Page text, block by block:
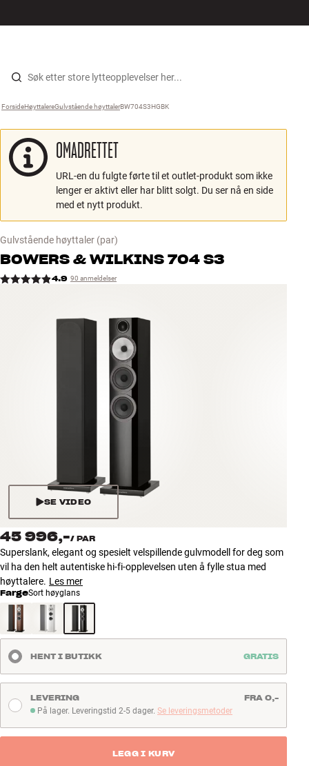
Hopp til innhold
Høyttalere
Hodetelefon
Surround
TV
Systemer
Kabler
Tilbehør
INSPIRASJON
Finn Butikk
Kundeservice
Bygg med lyd
Forside ›
Høyttalere ›
Gulvstående høyttaler ›
BW704S3HGBK
OMADRETTET
URL-en du fulgte førte til et outlet-produkt som ikke
lenger er aktivt eller har blitt solgt. Du ser nå en side
med et nytt produkt.
Gulvstående høyttaler (par)
BOWERS & WILKINS704 S3
4.9 90 anmeldelser
SE VIDEO
45 996,-/ PAR
Superslank, elegant og spesielt velspillende gulvmodell for deg som
vil ha den helt autentiske hi-fi-opplevelsen uten å fylle stua med
høyttalere. Les mer
FargeSort høyglans
HENT I BUTIKK GRATIS
På lager. Leveringstid 2-5 dager
På lager. Leveringstid 2-5 dager. Se leveringsmetoder
LEVERING FRA 0,-
LEGG I KURV